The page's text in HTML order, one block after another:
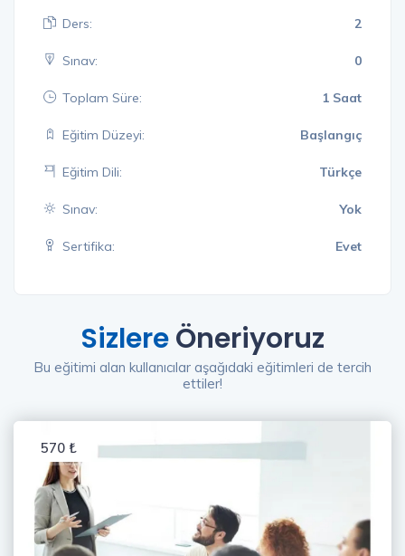
Ders: 2
Sınav: 0
Toplam Süre: 1 Saat
Eğitim Düzeyi: Başlangıç
Eğitim Dili: Türkçe
Sınav: Yok
Sertifika: Evet
SizlereÖneriyoruz
Bu eğitimi alan kullanıcılar aşağıdaki eğitimleri de tercih
ettiler!
570 ₺